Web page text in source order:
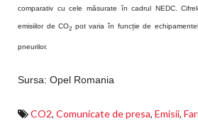
comparativ cu cele măsurate în cadrul NEDC.
emisiilor de CO2 pot varia în funcție de
pneurilor.
Sursa: Opel Romania
CO2, Comunicate de presa, Emisii,